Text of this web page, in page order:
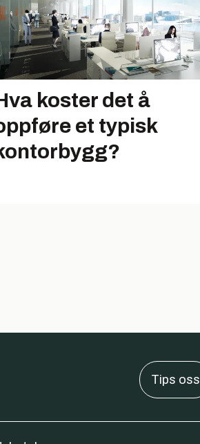
koster det å
et typisk
Tips oss